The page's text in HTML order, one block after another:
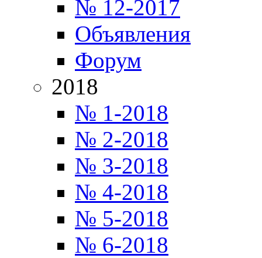
№ 12-2017
Объявления
Форум
2018
№ 1-2018
№ 2-2018
№ 3-2018
№ 4-2018
№ 5-2018
№ 6-2018